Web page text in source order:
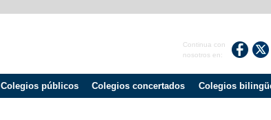
Continua con
nosotros en:
Colegios públicos Colegios concertados Colegios